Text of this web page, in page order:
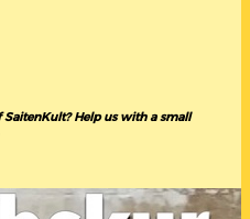
Help us with a small